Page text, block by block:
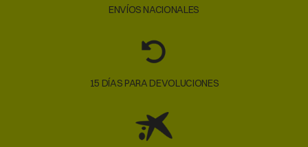
Horas en Península e Islas Baleares.
ENVÍOS NACIONALES
15 DÍAS PARA DEVOLUCIONES